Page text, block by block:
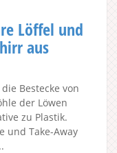
Löffel und
aus
Bestecke von
der Löwen
zu Plastik.
und Take-Away